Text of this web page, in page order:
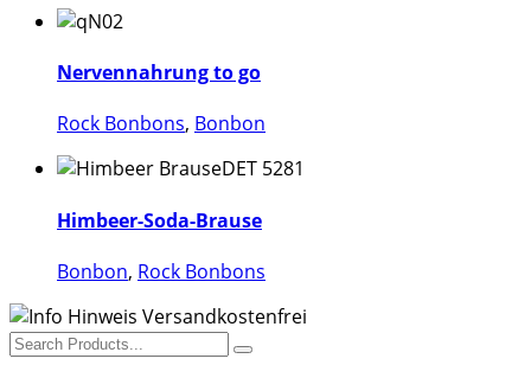
Nervennahrung to go
Rock Bonbons, Bonbon
Produkt
mehrere
auf.
Die
Himbeer-Soda-Brause
Bonbon, Rock Bonbons
Search